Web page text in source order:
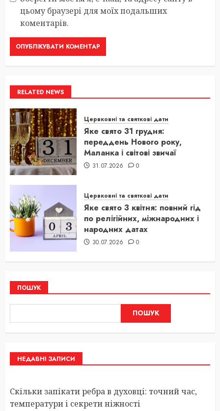
цьому браузері для моїх подальших
коментарів.
RELATED NEWS
Цервковні та святкові дати
Яке свято 31 грудня:
переддень Нового року,
Маланка і світові звичаї
31.07.2026 0
Цервковні та святкові дати
Яке свято 3 квітня: повний гід
по релігійних, міжнародних і
народних датах
30.07.2026 0
ПОШУК
ПОШУК
НЕДАВНІ ЗАПИСИ
Скільки запікати ребра в духовці: точний час,
температури і секрети ніжності